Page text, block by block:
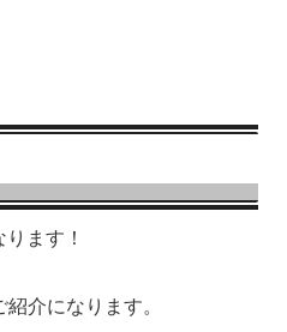
ます！
介になります。